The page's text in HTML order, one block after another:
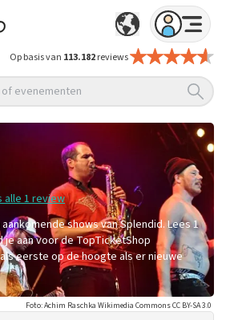
Op basis van 113.182reviews
evenementen
alle 1 review
shows van Splendid. Lees 1
je aan voor de TopTicketShop
eerste op de hoogte als er nieuwe
Foto: Achim Raschka Wikimedia Commons CC BY-SA 3.0